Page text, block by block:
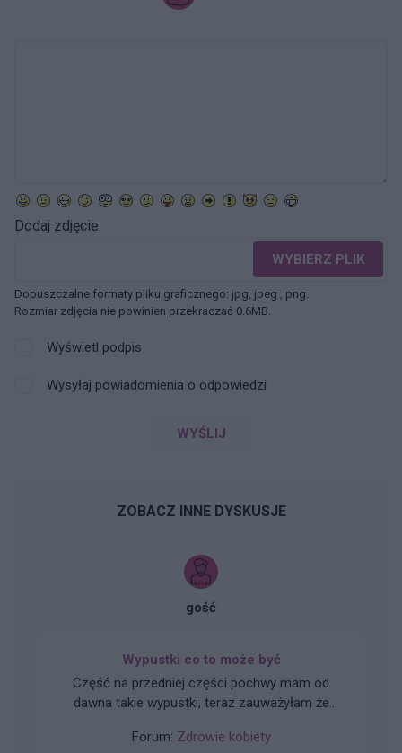
Dodaj zdjęcie:
WYBIERZ PLIK
Dopuszczalne formaty pliku graficznego: jpg, jpeg , png.
Rozmiar zdjęcia nie powinien przekraczać 0.6MB.
Wyświetl podpis
Wysyłaj powiadomienia o odpowiedzi
WYŚLIJ
ZOBACZ INNE DYSKUSJE
gość
Wypustki co to może być
Część na przedniej części pochwy mam od
dawna takie wypustki, teraz zauważyłam że
może być ?
Forum: Zdrowie kobiety